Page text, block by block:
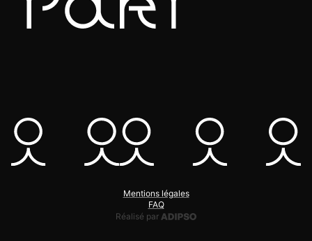
Mentions légales
FAQ
Réalisé par
Adipso, agence web et